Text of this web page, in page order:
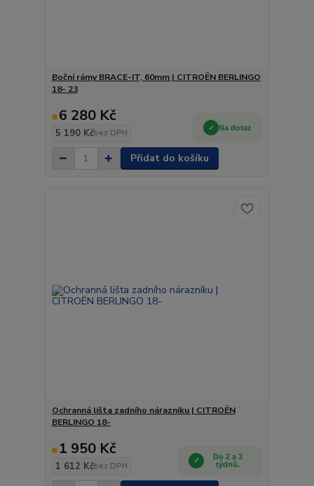
Boční rámy BRACE-IT, 60mm | CITROËN BERLINGO
18- 23
6 280 Kč
5 190 Kčbez DPH
Na dotaz
Přidat do košíku
Ochranná lišta zadního nárazníku | CITROËN
BERLINGO 18-
1 950 Kč
1 612 Kčbez DPH
Do 2 a 3
týdnů.